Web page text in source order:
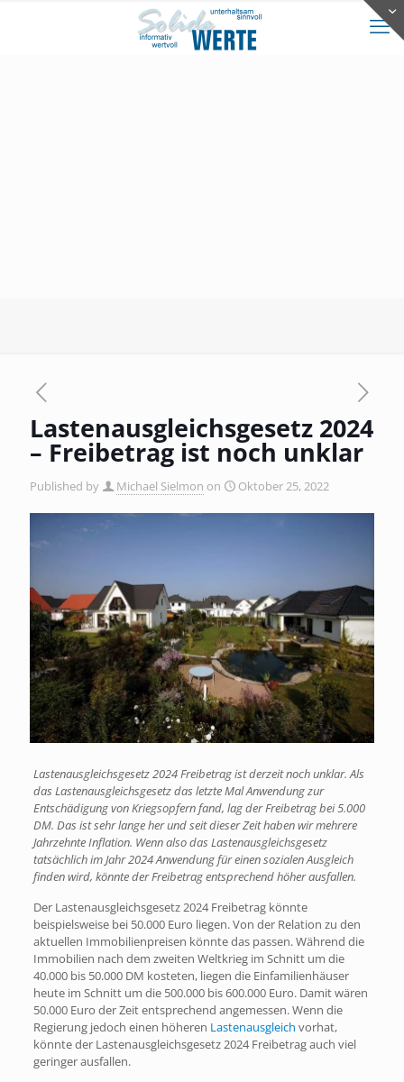
Lastenausgleichsgesetz 2024
– Freibetrag ist noch unklar
Published by Michael Sielmon on Oktober 25, 2022
Lastenausgleichsgesetz 2024 Freibetrag ist derzeit noch unklar. Als
das Lastenausgleichsgesetz das letzte Mal Anwendung zur
Entschädigung von Kriegsopfern fand, lag der Freibetrag bei 5.000
DM. Das ist sehr lange her und seit dieser Zeit haben wir mehrere
Jahrzehnte Inflation. Wenn also das Lastenausgleichsgesetz
tatsächlich im Jahr 2024 Anwendung für einen sozialen Ausgleich
finden wird, könnte der Freibetrag entsprechend höher ausfallen.
Der Lastenausgleichsgesetz 2024 Freibetrag könnte
beispielsweise bei 50.000 Euro liegen. Von der Relation zu den
aktuellen Immobilienpreisen könnte das passen. Während die
Immobilien nach dem zweiten Weltkrieg im Schnitt um die
40.000 bis 50.000 DM kosteten, liegen die Einfamilienhäuser
heute im Schnitt um die 500.000 bis 600.000 Euro. Damit wären
50.000 Euro der Zeit entsprechend angemessen. Wenn die
Regierung jedoch einen höheren Lastenausgleich vorhat,
könnte der Lastenausgleichsgesetz 2024 Freibetrag auch viel
geringer ausfallen.